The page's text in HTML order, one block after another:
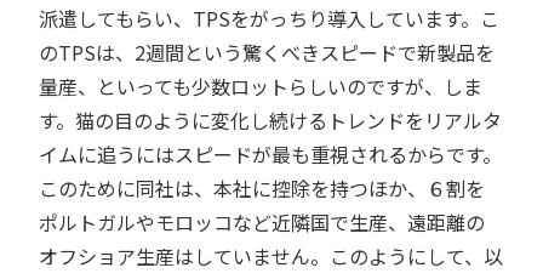
派遣してもらい、TPSをがっちり導入しています。こ
のTPSは、2週間という驚くべきスピードで新製品を
量産、といっても少数ロットらしいのですが、しま
す。猫の目のように変化し続けるトレンドをリアルタ
イムに追うにはスピードが最も重視されるからです。
このために同社は、本社に控除を持つほか、６割を
ポルトガルやモロッコなど近隣国で生産、遠距離の
オフショア生産はしていません。このようにして、以